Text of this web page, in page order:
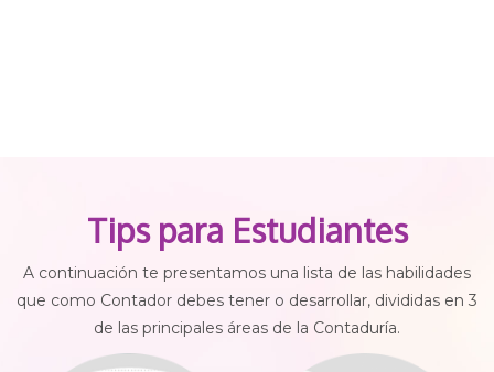
Tips para Estudiantes
A continuación te presentamos una lista de las habilidades
que como Contador debes tener o desarrollar, divididas en 3
de las principales áreas de la Contaduría.